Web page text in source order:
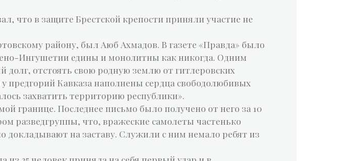
что в защите Брестской крепости приняли участие не
району, был Аюб Ахмадов. В газете «Правда» было
Ингушетии едины и монолитны как никогда. Одним
отстоять свою родную землю от гитлеровских
предгорий Кавказа наполнены сердца свободолюбивых
захватить территорию республики».
границе. Последнее письмо было получено от него за 10
разведгруппы, что, вражеские самолеты частенько
докладывают на заставу. Служили с ним немало ребят из